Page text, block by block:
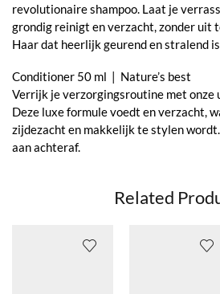
revolutionaire shampoo. Laat je
grondig reinigt en verzacht, zonder uit
Haar dat heerlijk geurend en stralend
Conditioner 50 ml | Nature’s best
Verrijk je verzorgingsroutine met onze
Deze luxe formule voedt en verzacht,
zijdezacht en makkelijk te stylen
aan achteraf.
Related